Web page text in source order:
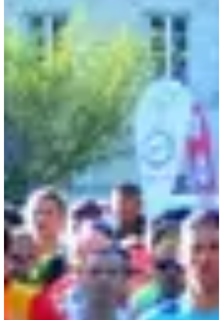
Running
Marathon
Dates d'inscription
Pas encore communiquées